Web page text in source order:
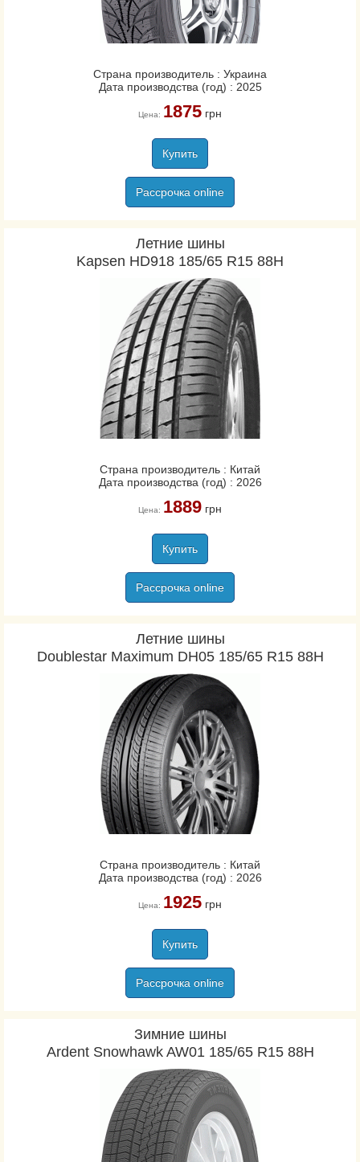
Hankook
Kapsen
Kormoran
Lassa
Laufenn
Marangoni
Marshal
Matador
Michelin
Nexen/Roadstone
Nitto Tire
Nokian
Orium
Ovation
Pirelli
Premiorri
Sava
Strial
Sumitomo
Sunny
Tatko
Tigar
Uniroyal
Viking
Vredestein
Yokohama
Белшина
Страна производитель : Украина
Дата производства (год) : 2025
Цена: 1875грн
Купить
Рассрочка online
Летние шины
Kapsen HD918 185/65 R15 88H
Страна производитель : Китай
Дата производства (год) : 2026
Цена: 1889грн
Купить
Рассрочка online
Летние шины
Doublestar Maximum DH05 185/65 R15 88H
Страна производитель : Китай
Дата производства (год) : 2026
Цена: 1925грн
Купить
Рассрочка online
Зимние шины
Ardent Snowhawk AW01 185/65 R15 88H